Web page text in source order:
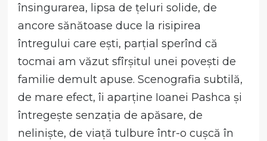
însingurarea, lipsa de țeluri solide, de
ancore sănătoase duce la risipirea
întregului care ești, parțial sperînd că
tocmai am văzut sfîrșitul unei povești de
familie demult apuse. Scenografia subtilă,
de mare efect, îi aparține Ioanei Pashca și
întregește senzația de apăsare, de
neliniște, de viață tulbure într-o cușcă în